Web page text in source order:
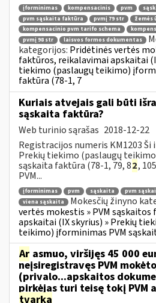
įforminimas kompensacinis pvm
pvm sąskaita faktūra
pvmį 79 str
žemės
kompensacinio pvm tarifo schema
pvmį 98 str
laisvos formos dokumentas
kategorijos: Pridėtinės vertės
faktūros, reikalavimai apskaitai
tiekimo (paslaugų teikimo)
faktūra (78-1, 7
Kuriais atvejais gali būti
sąskaita faktūra?
Web turinio sąrašas 2018-12-22
Registracijos numeris KM1203
Prekių tiekimo (paslaugų
sąskaita faktūra (78-1, 79, 82,
PVM...
įforminimas pvm sąskaita pvm
viena sąskaita
Mokesčių žinyno
vertės mokestis » PVM
apskaitai (IX skyrius) » Prekių
teikimo) įforminimas PVM
Ar asmuo, viršijęs 45 000
neįsiregistravęs PVM
(privalo...apskaitos
pirkėjas turi teisę tokį
tvarka